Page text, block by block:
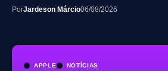
APPLE NOTÍCIAS
PorJardeson Márcio06/08/2026